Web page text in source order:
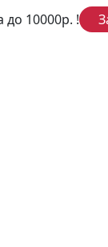
до 10000р. !